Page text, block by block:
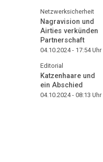
Netzwerksicherheit
Nagravision und
Airties verkünden
Partnerschaft
04.10.2024 - 17:54Uhr
Editorial
Katzenhaare und
ein Abschied
04.10.2024 - 08:13 Uhr